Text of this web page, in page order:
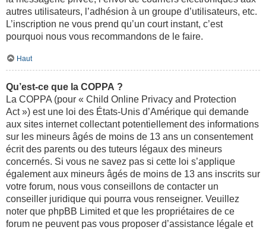
autres utilisateurs, l’adhésion à un groupe d’utilisateurs, etc.
L’inscription ne vous prend qu’un court instant, c’est
pourquoi nous vous recommandons de le faire.
Haut
Qu’est-ce que la COPPA ?
La COPPA (pour « Child Online Privacy and Protection
Act ») est une loi des États-Unis d’Amérique qui demande
aux sites internet collectant potentiellement des informations
sur les mineurs âgés de moins de 13 ans un consentement
écrit des parents ou des tuteurs légaux des mineurs
concernés. Si vous ne savez pas si cette loi s’applique
également aux mineurs âgés de moins de 13 ans inscrits sur
votre forum, nous vous conseillons de contacter un
conseiller juridique qui pourra vous renseigner. Veuillez
noter que phpBB Limited et que les propriétaires de ce
forum ne peuvent pas vous proposer d’assistance légale et